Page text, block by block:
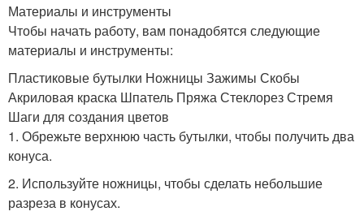
Материалы и инструменты
Чтобы начать работу, вам понадобятся следующие
материалы и инструменты:
Пластиковые бутылки Ножницы Зажимы Скобы
Акриловая краска Шпатель Пряжа Стеклорез Стремя
Шаги для создания цветов
1. Обрежьте верхнюю часть бутылки, чтобы получить два
конуса.
2. Используйте ножницы, чтобы сделать небольшие
разреза в конусах.